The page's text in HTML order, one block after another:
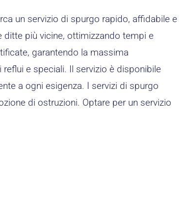
un servizio di spurgo rapido, affidabile e
ditte più vicine, ottimizzando tempi e
garantendo la massima
e speciali. Il servizio è disponibile
a ogni esigenza. I servizi di spurgo
di ostruzioni. Optare per un servizio